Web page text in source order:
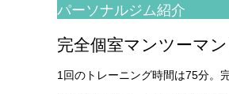
パーソナルジム紹介
完全個室マンツーマ
1回のトレーニング時間は75分。